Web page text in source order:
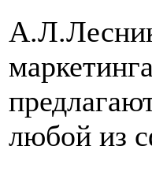
любой из